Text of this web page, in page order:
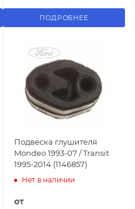
ПОДРОБНЕЕ
Подвеска глушителя
Mondeo 1993-07 / Transit
1995-2014 (1146857)
Нет в наличии
от